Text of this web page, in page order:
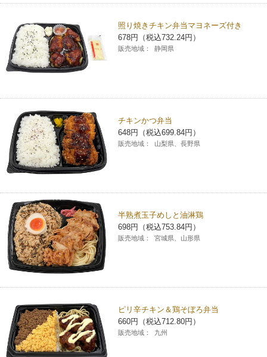
照り焼きチキン弁当マヨネーズ付き
678円（税込732.24円）
販売地域： 静岡県
チキンかつ弁当
648円（税込699.84円）
販売地域： 山梨県、長野県
半熟煮玉子めしと油淋鶏
698円（税込753.84円）
販売地域： 宮城県、山形県
ピリ辛チキン＆鶏そぼろ弁当
660円（税込712.80円）
販売地域： 九州